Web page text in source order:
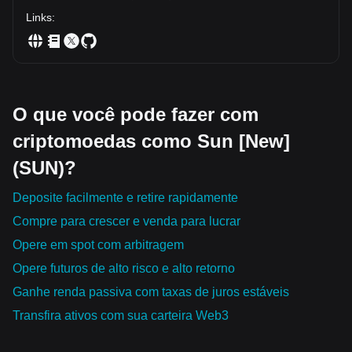
Links:
O que você pode fazer com
criptomoedas como Sun [New]
(SUN)?
Deposite facilmente e retire rapidamente
Compre para crescer e venda para lucrar
Opere em spot com arbitragem
Opere futuros de alto risco e alto retorno
Ganhe renda passiva com taxas de juros estáveis
Transfira ativos com sua carteira Web3